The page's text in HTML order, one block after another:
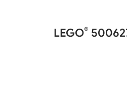
LEGO®